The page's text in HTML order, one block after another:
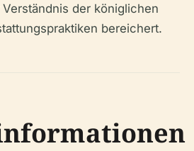
der königlichen
bereichert.